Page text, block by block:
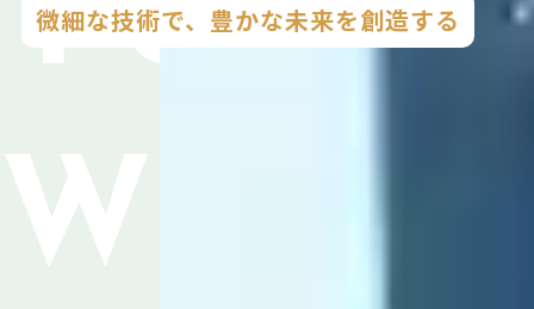
微細な技術で、豊かな未来を創造する